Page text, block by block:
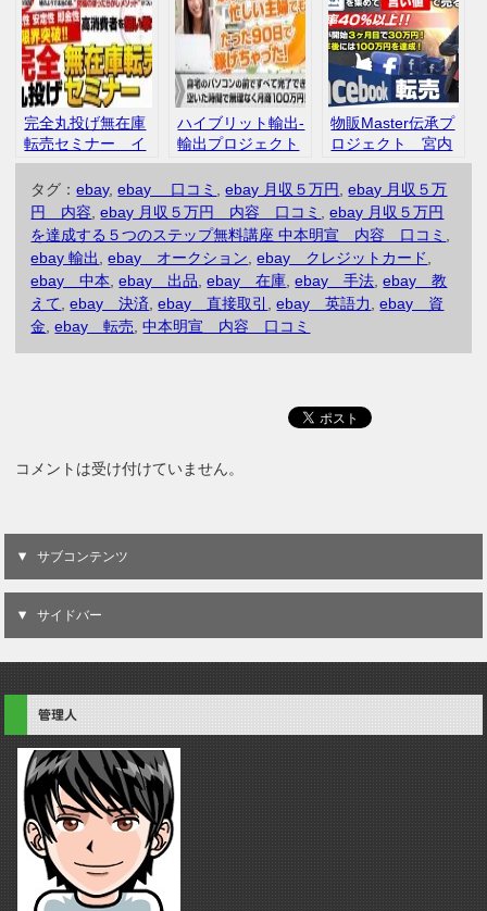
完全丸投げ無在庫
転売セミナー イ
ンプレスタアフィ
リエイトセンタ
ー 中本明宣 評
判 口コミ
ハイブリット輸出-
輸出プロジェクト
kaikoku〈開国）
Amazon eBay
口コミ 評判
物販Master伝承プ
ロジェクト 宮内
としひで ebay 転
売
タグ：ebay,ebay 口コミ ,ebay 月収５万円 ,ebay 月収５万
円 内容 ,ebay 月収５万円 内容 口コミ ,ebay 月収５万円
を達成する５つのステップ無料講座 中本明宣 内容 口コミ
ebay 輸出
,ebay オークション ,ebay クレジットカード
ebay 中本 ,ebay 出品 ,ebay 在庫 ,ebay 手法 ,ebay 教
えて ,ebay 決済 ,ebay 直接取引 ,ebay 英語力 ,ebay 資
金 ,ebay 転売 ,中本明宣 内容 口コミ
コメントは受け付けていません。
サブコンテンツ
サイドバー
管理人